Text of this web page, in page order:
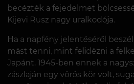
becézték a fejedelmet
Kijevi Rusz nagy uralkodója.
Ha a napfény jelentéséről
mást tenni, mint felidézni a
Japánt. 1945-ben ennek a
zászlaján egy vörös kör volt,